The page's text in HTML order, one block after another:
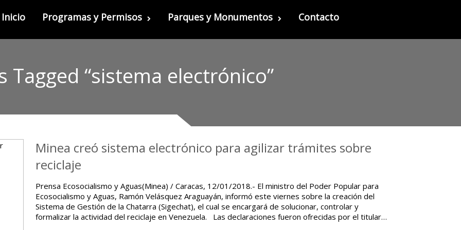
Inicio Programas y Permisos Parques y Monumentos Contacto
Tagged “sistema electrónico”
Minea creó sistema electrónico para agilizar trámites sobre
reciclaje
Prensa Ecosocialismo y Aguas(Minea) / Caracas, 12/01/2018.- El ministro del Poder Popular para
Ecosocialismo y Aguas, Ramón Velásquez Araguayán, informó este viernes sobre la creación del
Sistema de Gestión de la Chatarra (Sigechat), el cual se encargará de solucionar, controlar y
formalizar la actividad del reciclaje en Venezuela. Las declaraciones fueron ofrecidas por el titular…